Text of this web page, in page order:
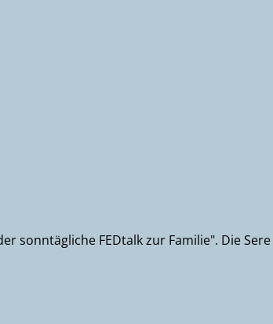
sonntägliche FEDtalk zur Familie". Die